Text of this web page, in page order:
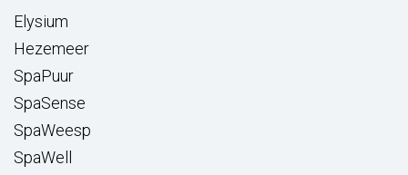
Elysium
Hezemeer
SpaPuur
SpaSense
SpaWeesp
SpaWell